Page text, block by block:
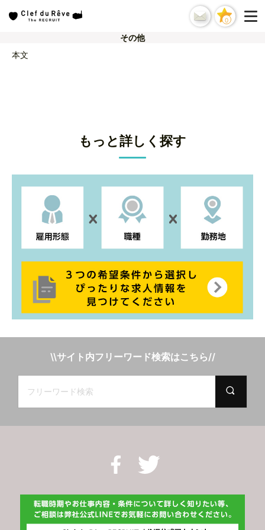
0
その他
本文
もっと詳しく探す
\\サイト内フリーワード検索はこちら//